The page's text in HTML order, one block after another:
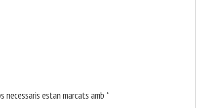
necessaris estan marcats amb *